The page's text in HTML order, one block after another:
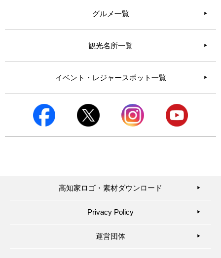
グルメ一覧
観光名所一覧
イベント・レジャースポット一覧
高知家ロゴ・素材ダウンロード ▶︎
Privacy Policy ▶︎
運営団体 ▶︎